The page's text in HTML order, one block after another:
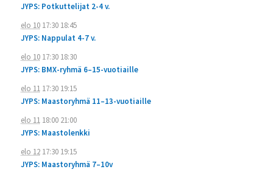
JYPS: Potkuttelijat 2-4 v.
elo 1017:30 18:45
JYPS: Nappulat 4-7 v.
elo 1017:30 18:30
JYPS: BMX-ryhmä 6–15-vuotiaille
elo 1117:30 19:15
JYPS: Maastoryhmä 11–13-vuotiaille
elo 1118:00 21:00
JYPS: Maastolenkki
elo 1217:30 19:15
JYPS: Maastoryhmä 7–10v